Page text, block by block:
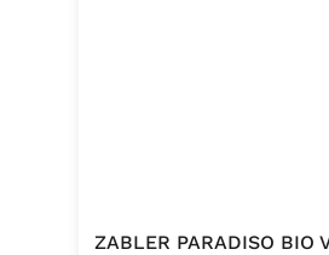
ZABLER PARADISO BIO